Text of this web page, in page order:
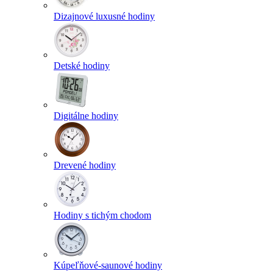
Dizajnové luxusné hodiny
Detské hodiny
Digitálne hodiny
Drevené hodiny
Hodiny s tichým chodom
Kúpeľňové-saunové hodiny